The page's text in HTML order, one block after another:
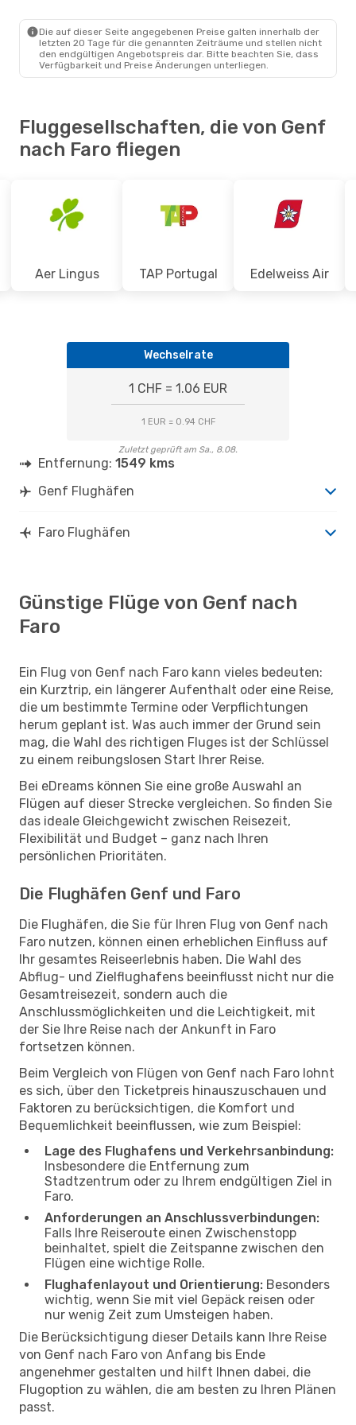
Die auf dieser Seite angegebenen Preise galten innerhalb der
letzten 20 Tage für die genannten Zeiträume und stellen nicht
den endgültigen Angebotspreis dar. Bitte beachten Sie, dass
Verfügbarkeit und Preise Änderungen unterliegen.
Fluggesellschaften, die von Genf
nach Faro fliegen
Aer Lingus TAP Portugal Edelweiss Air
Wechselrate
1 CHF = 1.06 EUR
1 EUR = 0.94 CHF
Zuletzt geprüft am Sa., 8.08.
Entfernung: 1549 kms
Genf Flughäfen
Faro Flughäfen
Günstige Flüge von Genf nach
Faro
Ein Flug von Genf nach Faro kann vieles bedeuten:
ein Kurztrip, ein längerer Aufenthalt oder eine Reise,
die um bestimmte Termine oder Verpflichtungen
herum geplant ist. Was auch immer der Grund sein
mag, die Wahl des richtigen Fluges ist der Schlüssel
zu einem reibungslosen Start Ihrer Reise.
Bei eDreams können Sie eine große Auswahl an
Flügen auf dieser Strecke vergleichen. So finden Sie
das ideale Gleichgewicht zwischen Reisezeit,
Flexibilität und Budget – ganz nach Ihren
persönlichen Prioritäten.
Die Flughäfen Genf und Faro
Die Flughäfen, die Sie für Ihren Flug von Genf nach
Faro nutzen, können einen erheblichen Einfluss auf
Ihr gesamtes Reiseerlebnis haben. Die Wahl des
Abflug- und Zielflughafens beeinflusst nicht nur die
Gesamtreisezeit, sondern auch die
Anschlussmöglichkeiten und die Leichtigkeit, mit
der Sie Ihre Reise nach der Ankunft in Faro
fortsetzen können.
Beim Vergleich von Flügen von Genf nach Faro lohnt
es sich, über den Ticketpreis hinauszuschauen und
Faktoren zu berücksichtigen, die Komfort und
Bequemlichkeit beeinflussen, wie zum Beispiel:
Lage des Flughafens und Verkehrsanbindung:
Insbesondere die Entfernung zum
Stadtzentrum oder zu Ihrem endgültigen Ziel in
Faro.
Anforderungen an Anschlussverbindungen:
Falls Ihre Reiseroute einen Zwischenstopp
beinhaltet, spielt die Zeitspanne zwischen den
Flügen eine wichtige Rolle.
Flughafenlayout und Orientierung: Besonders
wichtig, wenn Sie mit viel Gepäck reisen oder
nur wenig Zeit zum Umsteigen haben.
Die Berücksichtigung dieser Details kann Ihre Reise
von Genf nach Faro von Anfang bis Ende
angenehmer gestalten und hilft Ihnen dabei, die
Flugoption zu wählen, die am besten zu Ihren Plänen
passt.